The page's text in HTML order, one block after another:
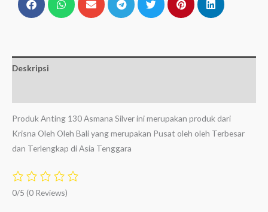
Deskripsi
Produk Anting 130 Asmana Silver ini merupakan produk dari
Krisna Oleh Oleh Bali yang merupakan Pusat oleh oleh Terbesar
dan Terlengkap di Asia Tenggara
0/5 (0 Reviews)